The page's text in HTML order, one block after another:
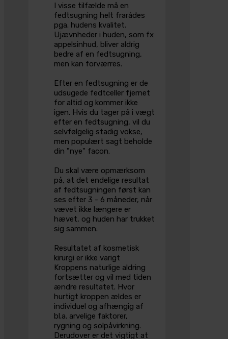
I visse tilfælde må en
fedtsugning helt frarådes
pga. hudens kvalitet.
Ujævnheder i huden, som fx
appelsinhud, bliver aldrig
bedre af en fedtsugning,
men kan forværres.
Efter en fedtsugning er de
udsugede fedtceller fjernet
for altid og kommer ikke
igen. Hvis du tager på i vægt
efter en fedtsugning, vil du
selvfølgelig stadig vokse,
men populært sagt beholde
din "nye" facon.
Du skal være opmærksom
på, at det endelige resultat
af fedtsugningen først kan
ses efter 3 - 6 måneder, når
vævet ikke længere er
hævet, og huden har trukket
sig sammen.
Resultatet af kosmetisk
kirurgi er ikke varigt
Kroppens naturlige aldring
fortsætter og vil med tiden
ændre resultatet. Hvor
hurtigt kroppen ældes er
individuel og afhængig af
bl.a. arvelige faktorer,
rygning og solpåvirkning.
Derudover er det vigtigt at